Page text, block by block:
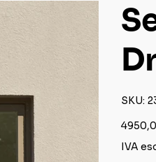
SKU:
Prezzo
IVA